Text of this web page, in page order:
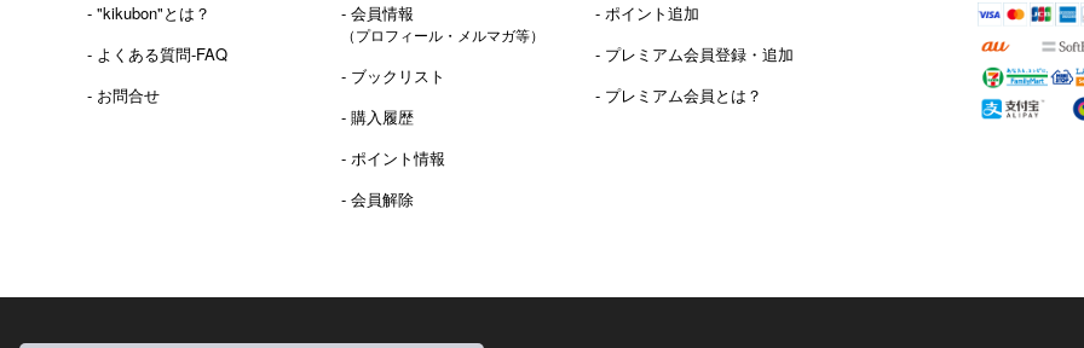
- "kikubon"とは？
- よくある質問-FAQ
- お問合せ
- 会員情報
（プロフィール・メルマガ等）
- ブックリスト
- 購入履歴
- ポイント情報
- 会員解除
- ポイント追加
- プレミアム会員登録・追加
- プレミアム会員とは？